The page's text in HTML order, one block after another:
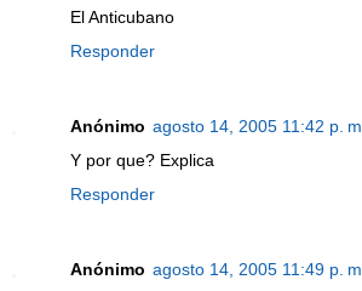
El Anticubano
Responder
Anónimo agosto 14, 2005 11:42 p. m.
Y por que? Explica
Responder
Anónimo agosto 14, 2005 11:49 p. m.